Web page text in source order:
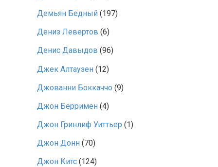
Демьян Бедный (197)
Дениз Левертов (6)
Денис Давыдов (96)
Джек Алтаузен (12)
Джованни Боккаччо (9)
Джон Берримен (4)
Джон Гринлиф Уиттьер (1)
Джон Донн (70)
Джон Китс (124)